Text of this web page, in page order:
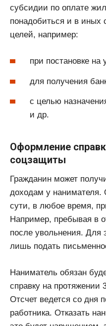
субсидии по оплате
понадобиться и в иных
целей, например:
при постановке на
для получения
с целью
и др.
Оформление
соцзащиты
Гражданин может
доходам у нанимателя.
сути, в любое время,
Например, пребывая в
после увольнения. Для
лишь подать
Наниматель обязан
справку на протяжении
Отсчет ведется со дня
работника. Отказать